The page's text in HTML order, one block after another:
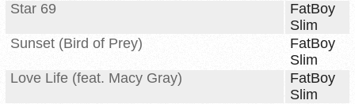
Star 69
FatBoy
Slim
Sunset (Bird of Prey)
FatBoy
Slim
Love Life (feat. Macy Gray)
FatBoy
Slim